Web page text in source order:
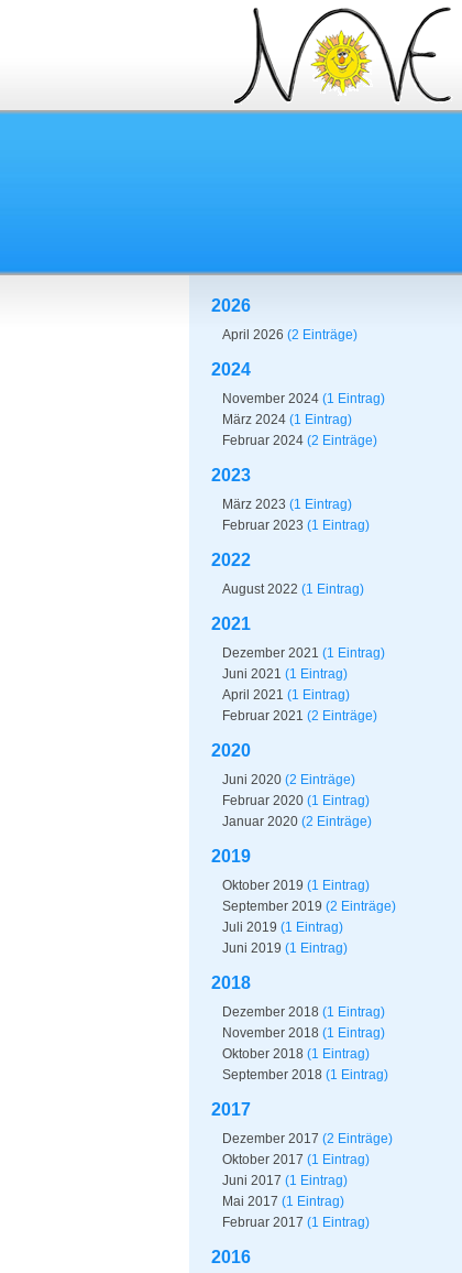
2026
April 2026 (2 Einträge)
2024
November 2024 (1 Eintrag)
März 2024 (1 Eintrag)
Februar 2024 (2 Einträge)
2023
März 2023 (1 Eintrag)
Februar 2023 (1 Eintrag)
2022
August 2022 (1 Eintrag)
2021
Dezember 2021 (1 Eintrag)
Juni 2021 (1 Eintrag)
April 2021 (1 Eintrag)
Februar 2021 (2 Einträge)
2020
Juni 2020 (2 Einträge)
Februar 2020 (1 Eintrag)
Januar 2020 (2 Einträge)
2019
Oktober 2019 (1 Eintrag)
September 2019 (2 Einträge)
Juli 2019 (1 Eintrag)
Juni 2019 (1 Eintrag)
2018
Dezember 2018 (1 Eintrag)
November 2018 (1 Eintrag)
Oktober 2018 (1 Eintrag)
September 2018 (1 Eintrag)
2017
Dezember 2017 (2 Einträge)
Oktober 2017 (1 Eintrag)
Juni 2017 (1 Eintrag)
Mai 2017 (1 Eintrag)
Februar 2017 (1 Eintrag)
2016